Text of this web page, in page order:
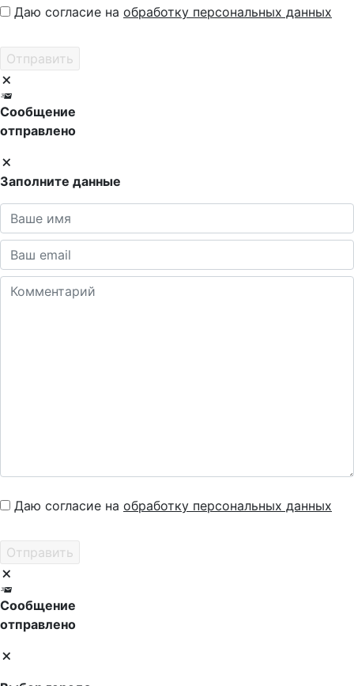
Даю согласие на обработку персональных данных
Сообщение
отправлено
Заполните данные
Даю согласие на обработку персональных данных
Сообщение
отправлено